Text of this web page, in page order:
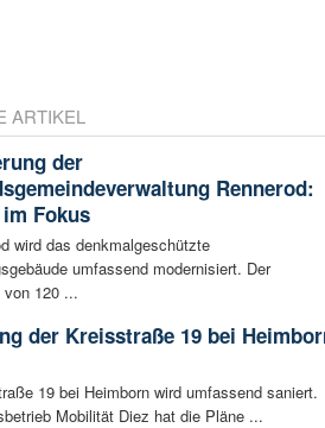
ARTIKEL
der
Rennerod:
Fokus
wird das denkmalgeschützte
umfassend modernisiert. Der
120 ...
der Kreisstraße 19 bei
19 bei Heimborn wird umfassend saniert.
Mobilität Diez hat die Pläne ...